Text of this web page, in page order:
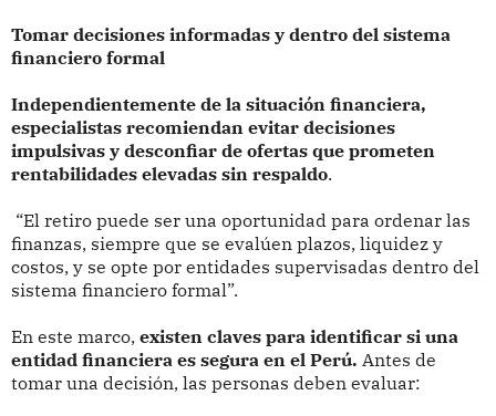
Tomar decisiones informadas y dentro del sistema
financiero formal
Independientemente de la situación financiera,
especialistas recomiendan evitar decisiones
impulsivas y desconfiar de ofertas que prometen
rentabilidades elevadas sin respaldo.
“El retiro puede ser una oportunidad para ordenar las
finanzas, siempre que se evalúen plazos, liquidez y
costos, y se opte por entidades supervisadas dentro del
sistema financiero formal”.
En este marco, existen claves para identificar si una
entidad financiera es segura en el Perú. Antes de
tomar una decisión, las personas deben evaluar: